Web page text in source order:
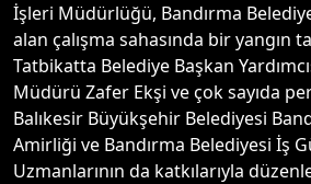
İşleri Müdürlüğü, Bandırma
alan çalışma sahasında bir yangın
Tatbikatta Belediye Başkan
Müdürü Zafer Ekşi ve çok sayıda
Balıkesir Büyükşehir Belediyesi
Amirliği ve Bandırma Belediyesi İş
Uzmanlarının da katkılarıyla